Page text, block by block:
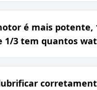
é mais potente,
1/3 tem quantos